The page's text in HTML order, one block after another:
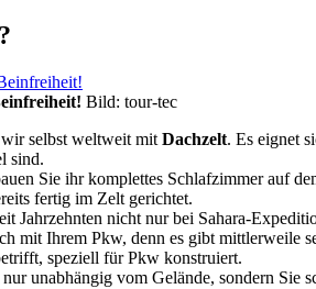
Bild: tour-tec
wir selbst weltweit mit Dachzelt. Es eignet
sind.
Sie ihr komplettes Schlafzimmer auf
fertig im Zelt gerichtet.
Jahrzehnten nicht nur bei Sahara-
mit Ihrem Pkw, denn es gibt mittlerweile
speziell für Pkw konstruiert.
unabhängig vom Gelände, sondern Sie